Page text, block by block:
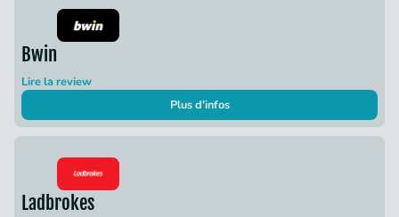
Bwin
Lire la review
Plus d'infos
Ladbrokes